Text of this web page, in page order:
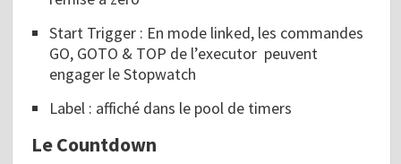
Start Trigger : En mode linked, les commandes
GO, GOTO & TOP de l’executor peuvent
engager le Stopwatch
Label : affiché dans le pool de timers
Le Countdown